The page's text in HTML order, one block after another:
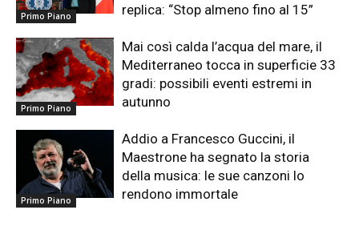
Primo Piano
replica: “Stop almeno fino al 15”
Primo Piano
Mai così calda l’acqua del mare, il
Mediterraneo tocca in superficie 33
gradi: possibili eventi estremi in
autunno
Primo Piano
Addio a Francesco Guccini, il
Maestrone ha segnato la storia
della musica: le sue canzoni lo
rendono immortale